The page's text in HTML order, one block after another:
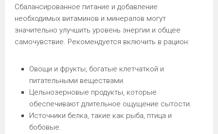
Сбалансированное питание и добавление
необходимых витаминов и минералов могут
значительно улучшить уровень энергии и общее
самочувствие. Рекомендуется включить в рацион:
Овощи и фрукты, богатые клетчаткой и
питательными веществами.
Цельнозерновые продукты, которые
обеспечивают длительное ощущение сытости.
Источники белка, такие как рыба, птица и
бобовые.